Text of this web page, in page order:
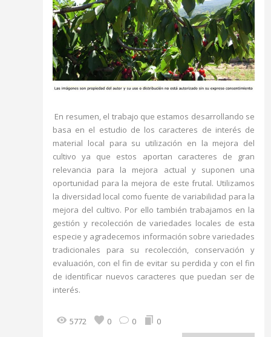
En resumen, el trabajo que estamos desarrollando se
basa en el estudio de los caracteres de interés de
material local para su utilización en la mejora del
cultivo ya que estos aportan caracteres de gran
relevancia para la mejora actual y suponen una
oportunidad para la mejora de este frutal. Utilizamos
la diversidad local como fuente de variabilidad para la
mejora del cultivo. Por ello también trabajamos en la
gestión y recolección de variedades locales de esta
especie y agradecemos información sobre variedades
tradicionales para su recolección, conservación y
evaluación, con el fin de evitar su perdida y con el fin
de identificar nuevos caracteres que puedan ser de
interés.
5772 0 0 0